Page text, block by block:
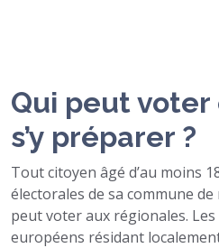
Qui peut
s’y préparer ?
Tout citoyen âgé d’au moins
électorales de sa commune de
peut voter aux régionales.
européens résidant